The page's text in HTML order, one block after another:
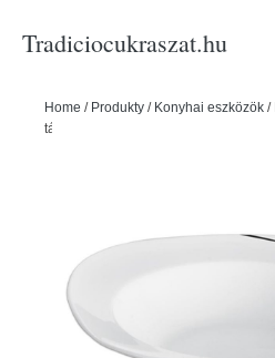
Tradiciocukraszat.hu
Home / Produkty / Konyhai eszközök /
tányér - ORION